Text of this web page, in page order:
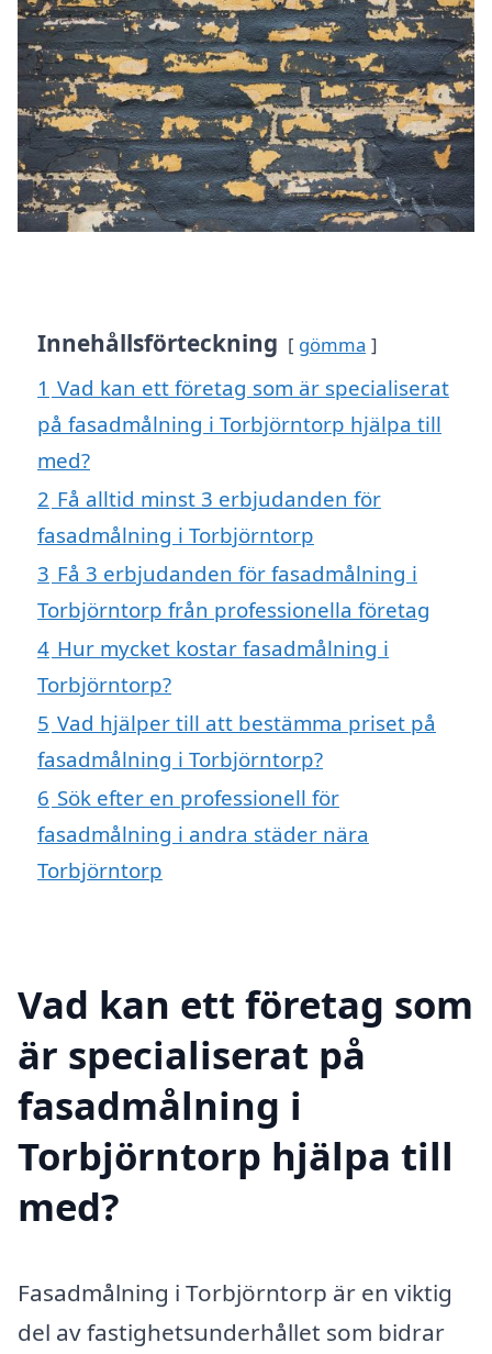
Innehållsförteckning gömma
1 Vad kan ett företag som är specialiserat
på fasadmålning i Torbjörntorp hjälpa till
med?
2 Få alltid minst 3 erbjudanden för
fasadmålning i Torbjörntorp
3 Få 3 erbjudanden för fasadmålning i
Torbjörntorp från professionella företag
4 Hur mycket kostar fasadmålning i
Torbjörntorp?
5 Vad hjälper till att bestämma priset på
fasadmålning i Torbjörntorp?
6 Sök efter en professionell för
fasadmålning i andra städer nära
Torbjörntorp
Vad kan ett företag som
är specialiserat på
fasadmålning i
Torbjörntorp hjälpa till
med?
Fasadmålning i Torbjörntorp är en viktig
del av fastighetsunderhållet som bidrar